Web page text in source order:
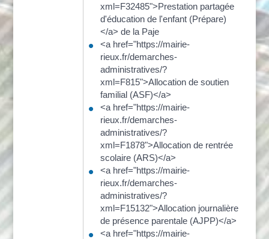
xml=F32485">Prestation partagée
d'éducation de l'enfant (Prépare)
</a> de la Paje
<a href="https://mairie-
rieux.fr/demarches-
administratives/?
xml=F815">Allocation de soutien
familial (ASF)</a>
<a href="https://mairie-
rieux.fr/demarches-
administratives/?
xml=F1878">Allocation de rentrée
scolaire (ARS)</a>
<a href="https://mairie-
rieux.fr/demarches-
administratives/?
xml=F15132">Allocation journalière
de présence parentale (AJPP)</a>
<a href="https://mairie-